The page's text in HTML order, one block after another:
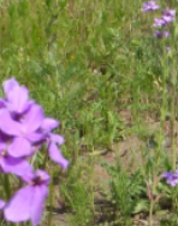
Projekte
Initiative
Urwald
Togo -
GAK-